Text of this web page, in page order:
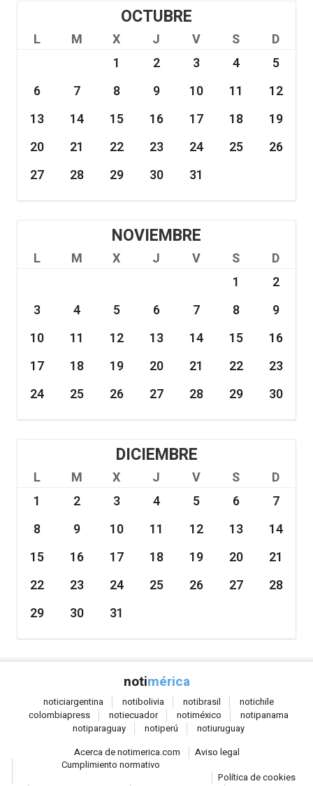
OCTUBRE
L M X J V S
D
1
2 3 4
5
6
7 8 9 10 11
12
13
14 15 16 17 18
19
20
21 22 23 24 25
26
27
28 29 30 31
NOVIEMBRE
L M X J V S
D
1
2
3
4 5 6 7 8
9
10
11 12 13 14 15
16
17
18 19 20 21 22
23
24
25 26 27 28 29 30
DICIEMBRE
L M X J V S
D
1
2 3 4 5 6
7
8
9 10 11 12 13
14
15
16 17 18 19 20
21
22
23 24 25 26 27
28
29
30 31
notimérica
noticiargentina notibolivia notibrasil notichile
colombiapress notiecuador notiméxico notipanama
notiparaguay notiperú notiuruguay
Acerca de notimerica.com
Aviso legal
Cumplimiento normativo
Política de cookies